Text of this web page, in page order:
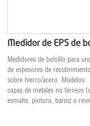
Medidor de EPS de
Medidores de bolsillo para
de espesores de
sobre hierro/acero.
capas de metales no férreos
esmalte, pintura, barniz o